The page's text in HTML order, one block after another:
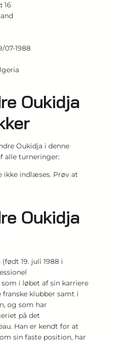
16
07-1988
Oukidja
Oukidja i denne
alle turneringer:
ikke indlæses. Prøv at
Oukidja
19. juli 1988 i
i løbet af sin karriere
klubber samt i
og som har
på det
Han er kendt for at
sin faste position, har